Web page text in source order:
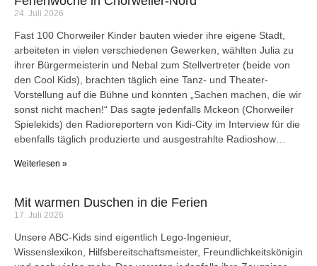
24. Juli 2026
Fast 100 Chorweiler Kinder bauten wieder ihre eigene Stadt,
arbeiteten in vielen verschiedenen Gewerken, wählten Julia zu
ihrer Bürgermeisterin und Nebal zum Stellvertreter (beide von
den Cool Kids), brachten täglich eine Tanz- und Theater-
Vorstellung auf die Bühne und konnten „Sachen machen, die wir
sonst nicht machen!“ Das sagte jedenfalls Mckeon (Chorweiler
Spielekids) den Radioreportern von Kidi-City im Interview für die
ebenfalls täglich produzierte und ausgestrahlte Radioshow…
Weiterlesen »
Mit warmen Duschen in die Ferien
17. Juli 2026
Unsere ABC-Kids sind eigentlich Lego-Ingenieur,
Wissenslexikon, Hilfsbereitschaftsmeister, Freundlichkeitskönigin